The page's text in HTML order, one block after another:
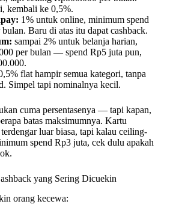
kembali ke 0,5%.
1% untuk online, minimum spend
Baru di atas itu dapat cashback.
sampai 2% untuk belanja harian,
per bulan — spend Rp5 juta pun,
flat hampir semua kategori, tanpa
Simpel tapi nominalnya kecil.
cuma persentasenya — tapi kapan,
batas maksimumnya. Kartu
luar biasa, tapi kalau ceiling-
spend Rp3 juta, cek dulu apakah
yang Sering Dicuekin
orang kecewa: